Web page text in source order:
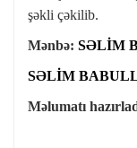
şəkli çəkilib.
Mənbə: SƏLİM
SƏLİM
Məlumatı